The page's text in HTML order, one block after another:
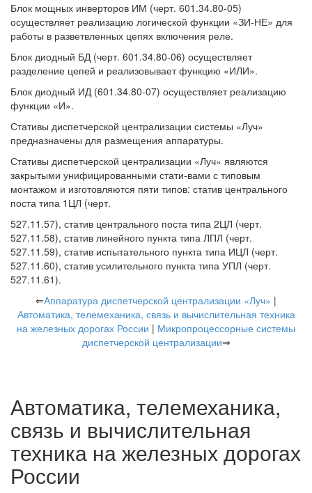
Блок мощных инверторов ИМ (черт. 601.34.80-05)
осуществляет реализацию логической функции «ЗИ-НЕ» для
работы в разветвленных цепях включения реле.
Блок диодный БД (черт. 601.34.80-06) осуществляет
разделение цепей и реализовывает функцию «ИЛИ».
Блок диодный ИД (601.34.80-07) осуществляет реализацию
функции «И».
Стативы диспетчерской централизации системы «Луч»
предназначены для размещения аппаратуры.
Стативы диспетчерской централизации «Луч» являются
закрытыми унифицированными стати-вами с типовым
монтажом и изготовляются пяти типов: статив центрального
поста типа 1ЦЛ (черт.
527.11.57), статив центрального поста типа 2ЦЛ (черт.
527.11.58), статив линейного пункта типа ЛПЛ (черт.
527.11.59), статив испытательного пункта типа ИЦЛ (черт.
527.11.60), статив усилительного пункта типа УПЛ (черт.
527.11.61).
⇐Аппаратура диспетчерской централизации «Луч» |
Автоматика, телемеханика, связь и вычислительная техника
на железных дорогах России | Микропроцессорные системы
диспетчерской централизации⇒
Автоматика, телемеханика,
связь и вычислительная
техника на железных дорогах
России